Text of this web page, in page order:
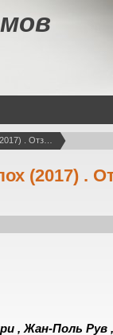
(2017) .
, Жан-Поль